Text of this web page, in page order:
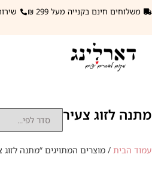
משלוחים חינם בקנייה מעל 299 ₪
עמוד הבית / מוצרים המתויגים “מתנה לזוג
מתנה לזוג צעיר